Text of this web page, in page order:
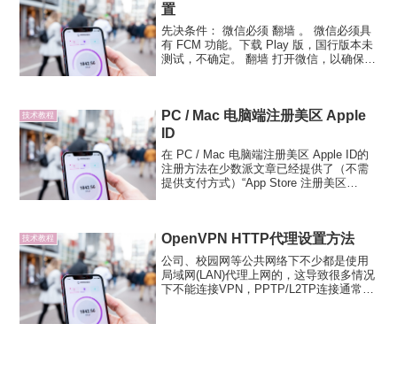
置
先决条件： 微信必须 翻墙 。 微信必须具
有 FCM 功能。下载 Play 版，国行版本未
测试，不确定。 翻墙 打开微信，以确保
技术教程
PC / Mac 电脑端注册美区 Apple
ID
在 PC / Mac 电脑端注册美区 Apple ID的
注册方法在少数派文章已经提供了（不需
提供支付方式）“App Store 注册美区
技术教程 OpenVPN HTTP代理设置方法
公司、校园网等公共网络下不少都是使用
局域网(LAN)代理上网的，这导致很多情况
下不能连接VPN，PPTP/L2TP连接通常是